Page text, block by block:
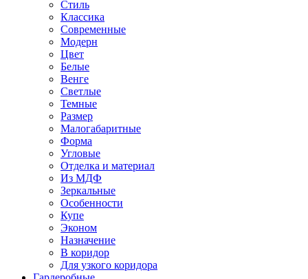
Стиль
Классика
Современные
Модерн
Цвет
Белые
Венге
Светлые
Темные
Размер
Малогабаритные
Форма
Угловые
Отделка и материал
Из МДФ
Зеркальные
Особенности
Купе
Эконом
Назначение
В коридор
Для узкого коридора